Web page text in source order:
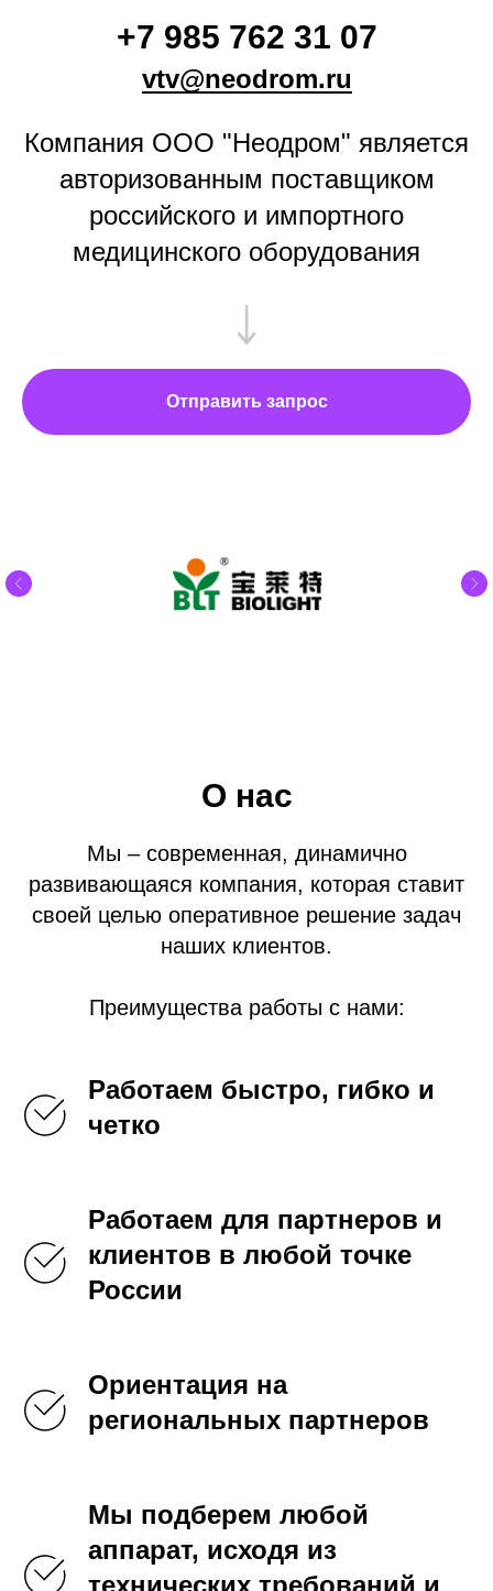
+7 985 762 31 07
vtv@neodrom.ru
Компания ООО "Неодром" является
авторизованным поставщиком
российского и импортного
медицинского оборудования
Отправить запрос
О нас
Мы – современная, динамично
развивающаяся компания, которая ставит
своей целью оперативное решение задач
наших клиентов.
Преимущества работы с нами:
Работаем быстро, гибко и
четко
Работаем для партнеров и
клиентов в любой точке
России
Ориентация на
региональных партнеров
Мы подберем любой
аппарат, исходя из
технических требований и